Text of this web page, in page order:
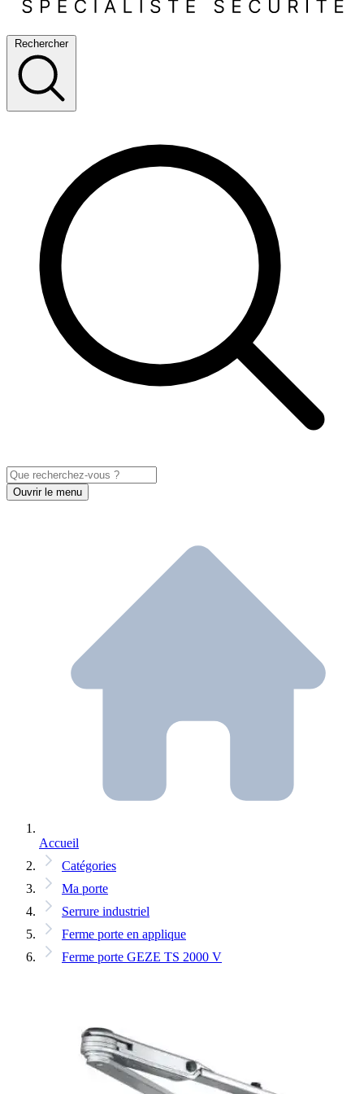
Rechercher
Ouvrir le menu
Accueil
Catégories
Ma porte
Serrure industriel
Ferme porte en applique
Ferme porte GEZE TS 2000 V